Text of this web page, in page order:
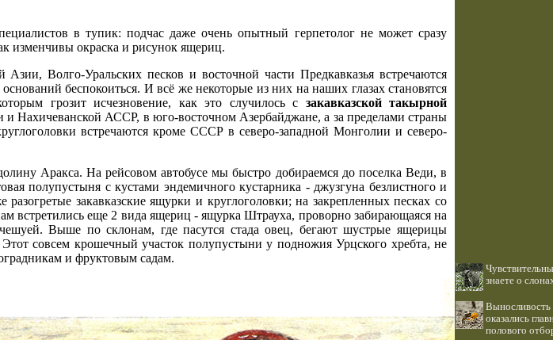
в тупик: подчас даже очень опытный герпетолог не может сразу
изменчивы окраска и рисунок ящериц.
Волго-Уральских песков и восточной части Предкавказья встречаются
беспокоиться. И всё же некоторые из них на наших глазах становятся
грозит исчезновение, как это случилось с закавказской такырной
Нахичеванской АССР, в юго-восточном Азербайджане, а за пределами страны
встречаются кроме СССР в северо-западной Монголии и северо-
Аракса. На рейсовом автобусе мы быстро добираемся до поселка Веди, в
полупустыня с кустами эндемичного кустарника - джузгуна безлистного и
закавказские ящурки и круглоголовки; на закрепленных песках со
встретились еще 2 вида ящериц - ящурка Штрауха, проворно забирающаяся на
Выше по склонам, где пасутся стада овец, бегают шустрые ящерицы
совсем крошечный участок полупустыни у подножия Урцского хребта, не
и фруктовым садам.
знаете о
Выносливость
оказались
полового